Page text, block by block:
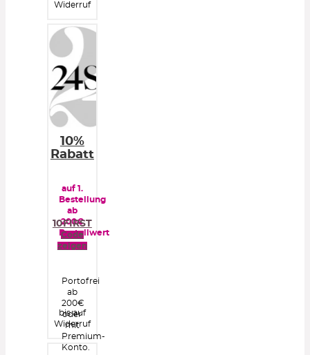
Widerruf
10%
Rabatt
auf 1.
Bestellung
ab
200€
Bestellwert
10FIRST
Code
zeigen
Portofrei
ab
200€
oder
mit
Premium-
Konto.
bis auf
Widerruf